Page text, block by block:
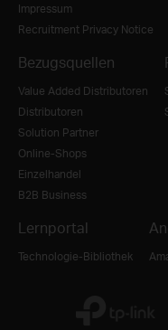
Impressum
Recruitment Privacy Notice
Bezugsquellen
Value Added Distributoren
Distributoren
Solution Partner
Online-Shops
Einzelhandel
B2B Business
Lernportal
Technologie-Bibliothek